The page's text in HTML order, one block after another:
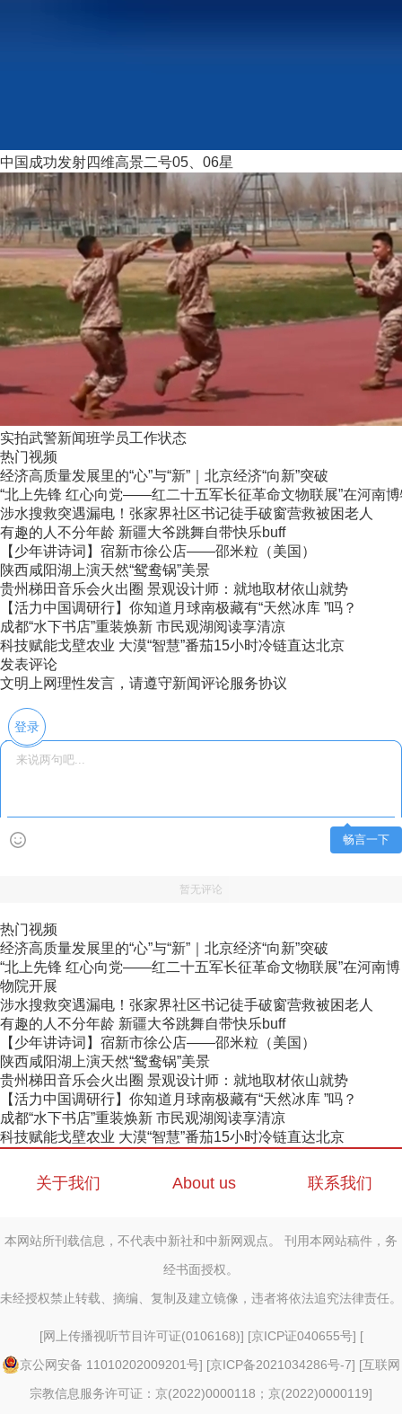
中国成功发射四维高景二号05、06星
实拍武警新闻班学员工作状态
热门视频
经济高质量发展里的“心”与“新”｜北京经济“向新”突破
“北上先锋 红心向党——红二十五军长征革命文物联展”在河南
涉水搜救突遇漏电！张家界社区书记徒手破窗营救被困老人
有趣的人不分年龄 新疆大爷跳舞自带快乐buff
【少年讲诗词】宿新市徐公店——邵米粒（美国）
陕西咸阳湖上演天然“鸳鸯锅”美景
贵州梯田音乐会火出圈 景观设计师：就地取材依山就势
【活力中国调研行】你知道月球南极藏有“天然冰库 ”吗？
成都“水下书店”重装焕新 市民观湖阅读享清凉
科技赋能戈壁农业 大漠“智慧”番茄15小时冷链直达北京
发表评论
文明上网理性发言，请遵守新闻评论服务协议
登录
畅言一下
暂无评论
热门视频
经济高质量发展里的“心”与“新”｜北京经济“向新”突破
“北上先锋 红心向党——红二十五军长征革命文物联展”在河南博
物院开展
涉水搜救突遇漏电！张家界社区书记徒手破窗营救被困老人
有趣的人不分年龄 新疆大爷跳舞自带快乐buff
【少年讲诗词】宿新市徐公店——邵米粒（美国）
陕西咸阳湖上演天然“鸳鸯锅”美景
贵州梯田音乐会火出圈 景观设计师：就地取材依山就势
【活力中国调研行】你知道月球南极藏有“天然冰库 ”吗？
成都“水下书店”重装焕新 市民观湖阅读享清凉
科技赋能戈壁农业 大漠“智慧”番茄15小时冷链直达北京
关于我们 About us 联系我们
本网站所刊载信息，不代表中新社和中新网观点。 刊用本网站稿件，务
经书面授权。
未经授权禁止转载、摘编、复制及建立镜像，违者将依法追究法律责任。
[网上传播视听节目许可证(0106168)] [京ICP证040655号] [
京公网安备 11010202009201号] [京ICP备2021034286号-7] [互联网
宗教信息服务许可证：京(2022)0000118；京(2022)0000119]